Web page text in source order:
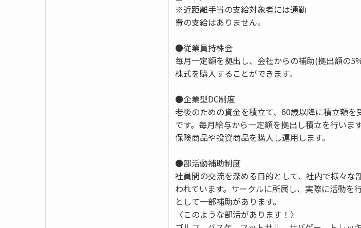
※近距離手当の支給対象者には通勤
費の支給はありません。
●従業員持株会
毎月一定額を拠出し、会社からの補助(拠出額の
株式を購入することができます。
●企業型DC制度
老後のための資金を積立て、60歳以降に積立額を
です。毎月給与から一定額を拠出し積立を行いま
保険商品や投資商品を購入し運用します。
●部活動補助制度
社員間の交流を深める目的として、社内で様々な
われています。サークルに所属し、実際に活動を
として一部補助があります。
〈このような部活があります！〉